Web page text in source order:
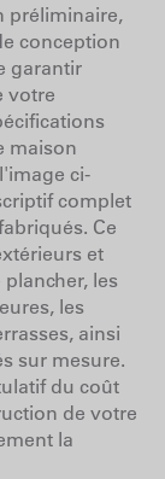
préliminaire,
conception
garantir
votre
maison
ci-
complet
Ce
et
les
les
ainsi
sur mesure.
du coût
de votre
la